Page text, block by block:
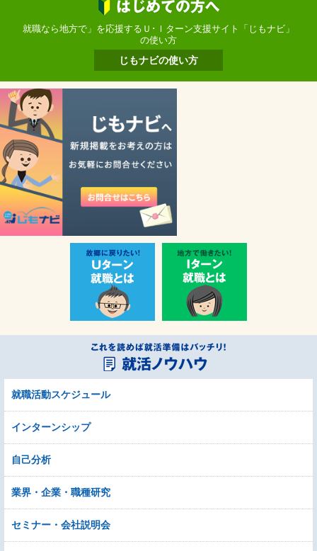
就職なら地方で」を応援するＵ･Ｉターン支援サイト「じもナビ」
の使い方
じもナビの使い方
就職活動スケジュール
インターンシップ
自己分析
業界・企業・職種研究
セミナー・会社説明会